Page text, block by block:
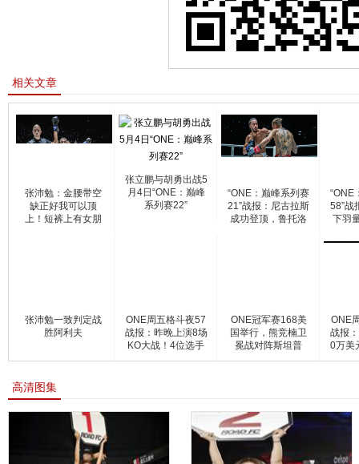
相关文章
张沛勉：金腰带空
缺正好我可以顶
上！短裤上有女朋
张立鹏与胡勇出战5
月4日“ONE：巅峰
系列赛22”
“ONE：巅峰系列赛
21”战报：尼古拉斯
成功登顶，鲁托洛
“ONE
58”战
下羽
张沛勉一致判定战
胜阿利夫
ONE周五格斗夜57
战报：昨晚上演8场
KO大战！4位选手
ONE冠军赛168美
国举行，熊竞楠卫
冕战对阵斯坦普
ONE
战报
0万美
高清图集